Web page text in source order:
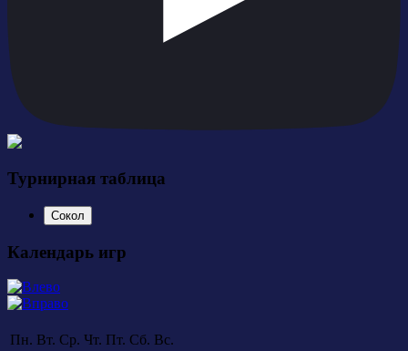
Турнирная таблица
Сокол
Календарь игр
Пн. Вт. Ср. Чт. Пт. Сб. Вс.